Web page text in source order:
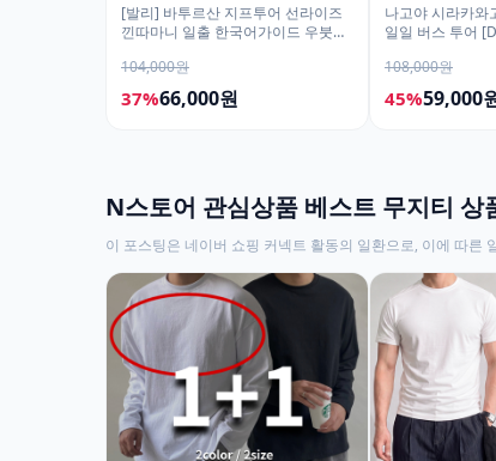
[발리] 바투르산 지프투어 선라이즈
낀따마니 일출 한국어가이드 우붓
104,000원
37%66,000원
나고야 시라카와
일일 버스 투어
108,000원
45%59,000
N스토어 관심상품 베스트 무지티 상
이 포스팅은 네이버 쇼핑 커넥트 활동의 일환으로, 이에 따른